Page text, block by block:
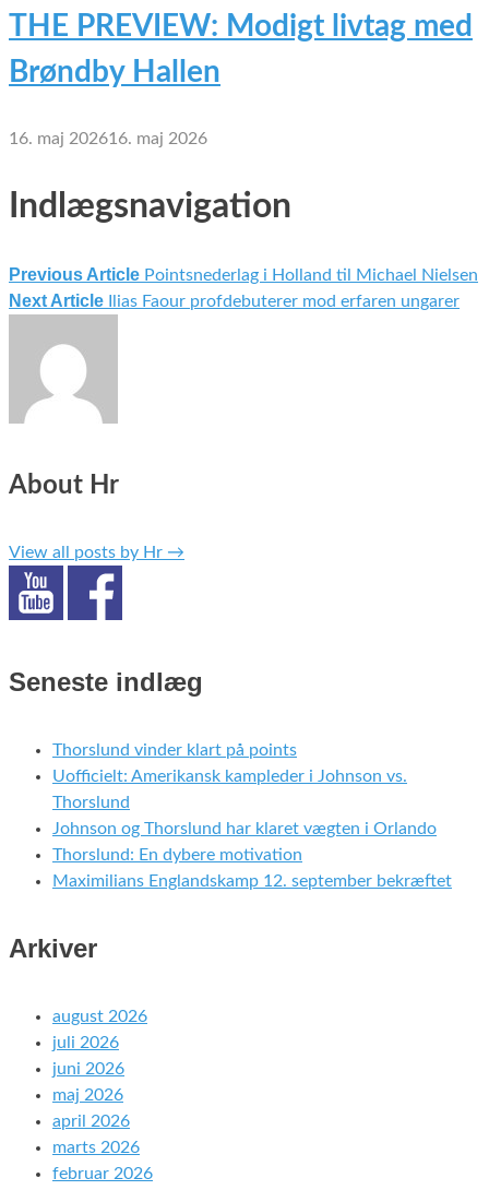
THE PREVIEW: Modigt livtag med
Brøndby Hallen
16. maj 202616. maj 2026
Indlægsnavigation
Previous Article Pointsnederlag i Holland til Michael Nielsen
Next Article Ilias Faour profdebuterer mod erfaren ungarer
About Hr
View all posts by Hr →
Seneste indlæg
Thorslund vinder klart på points
Uofficielt: Amerikansk kampleder i Johnson vs.
Thorslund
Johnson og Thorslund har klaret vægten i Orlando
Thorslund: En dybere motivation
Maximilians Englandskamp 12. september bekræftet
Arkiver
august 2026
juli 2026
juni 2026
maj 2026
april 2026
marts 2026
februar 2026